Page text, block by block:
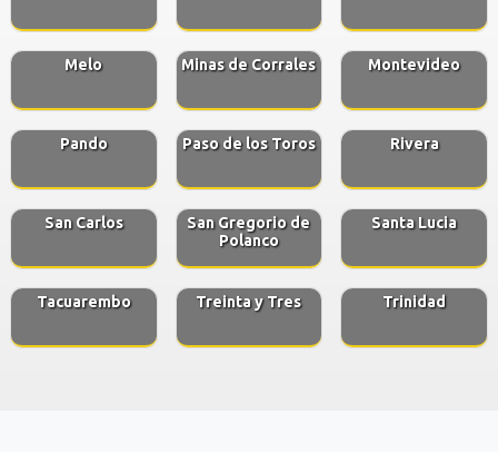
Melo Minas de Corrales Montevideo
Pando Paso de los Toros Rivera
San Carlos
San Gregorio de
Polanco
Santa Lucia
Tacuarembo Treinta y Tres Trinidad